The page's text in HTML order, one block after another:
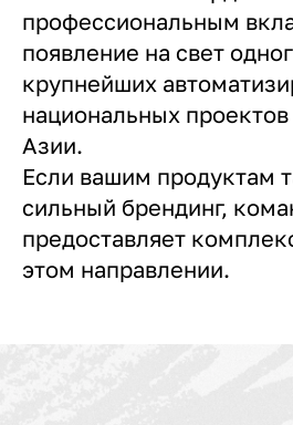
профессиональным
появление на свет
крупнейших
национальных
Азии.
Если вашим продуктам
сильный брендинг,
предоставляет
этом направлении.